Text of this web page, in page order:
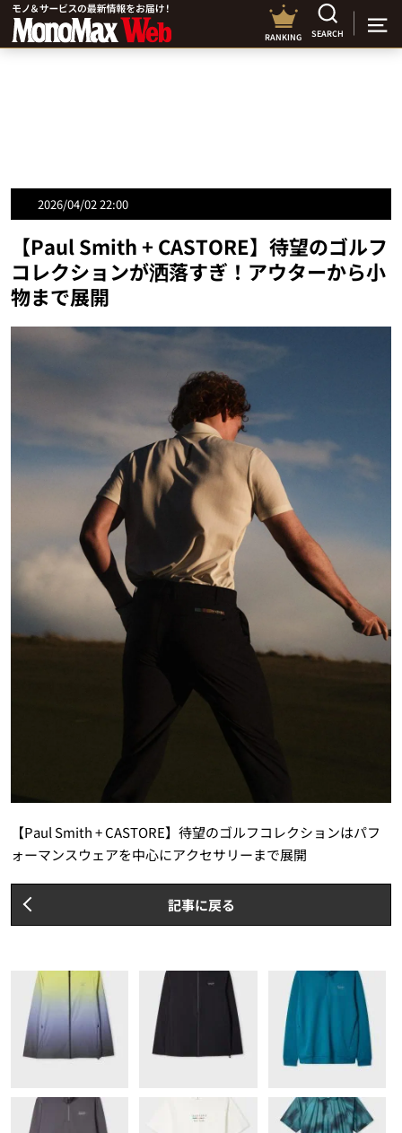
RANKING SEARCH
2026/04/02 22:00
【Paul Smith + CASTORE】待望のゴルフ
コレクションが洒落すぎ！アウターから小
物まで展開
【Paul Smith + CASTORE】待望のゴルフコレクションはパフ
ォーマンスウェアを中心にアクセサリーまで展開
記事に戻る